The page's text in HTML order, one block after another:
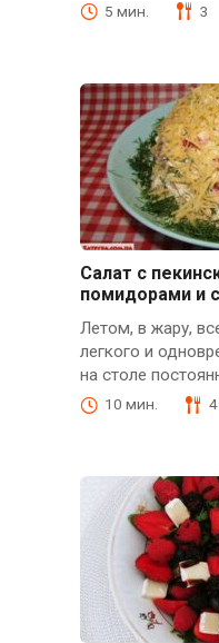
5 мин. 3
Салат с
помидорами и
Летом, в жару,
легкого и
на столе
10 мин. 4